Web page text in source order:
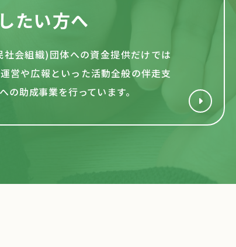
たい方へ
社会組織)団体への資金提供だけでは
営や広報といった活動全般の伴走支
の助成事業を行っています。